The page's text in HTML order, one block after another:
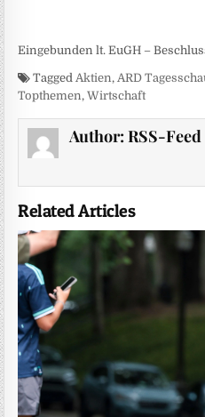
Eingebunden lt. EuGH –
Tagged Aktien, ARD
Topthemen,Wirtschaft
Author: RSS-Feed
Related Articles